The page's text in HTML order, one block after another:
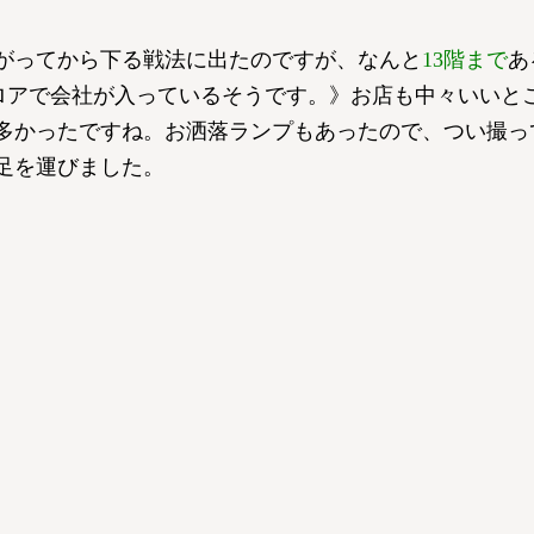
てから下る戦法に出たのですが、なんと 13階まであ
で会社が入っているそうです。》お店も中々いいと
ったですね。お洒落ランプもあったので、つい撮っ
を運びました。